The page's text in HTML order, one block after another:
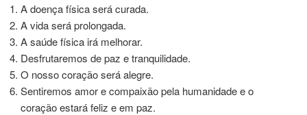
A doença física será curada.
A vida será prolongada.
A saúde física irá melhorar.
Desfrutaremos de paz e tranquilidade.
O nosso coração será alegre.
Sentiremos amor e compaixão pela humanidade e o
coração estará feliz e em paz.